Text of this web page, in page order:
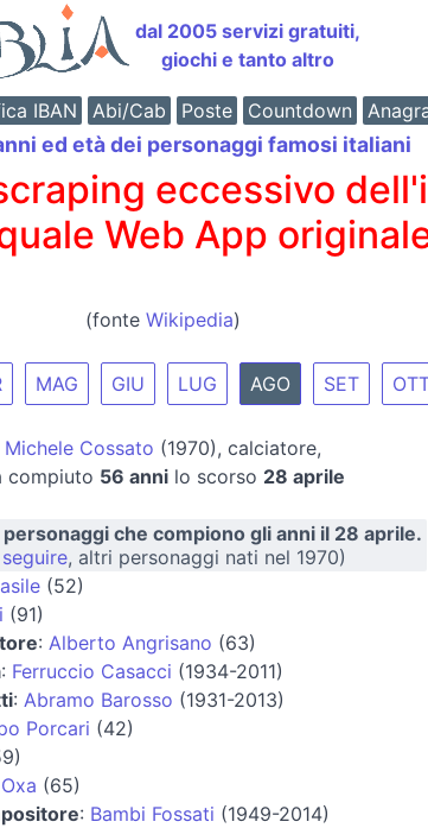
dal 2005 servizi gratuiti,
giochi e tanto altro
IBAN Abi/Cab Poste Countdown
ed età dei personaggi famosi italiani
eccessivo
Web App
(fonte Wikipedia)
MAG GIU LUG AGO SET
Michele Cossato (1970), calciatore,
compiuto 56 annilo scorso 28 aprile
che compiono gli anni il 28 aprile.
, altri personaggi nati nel 1970)
(52)
(91)
: Alberto Angrisano (63)
: Ferruccio Casacci (1934-2011)
: Abramo Barosso (1931-2013)
Porcari (42)
(65)
: Bambi Fossati (1949-2014)